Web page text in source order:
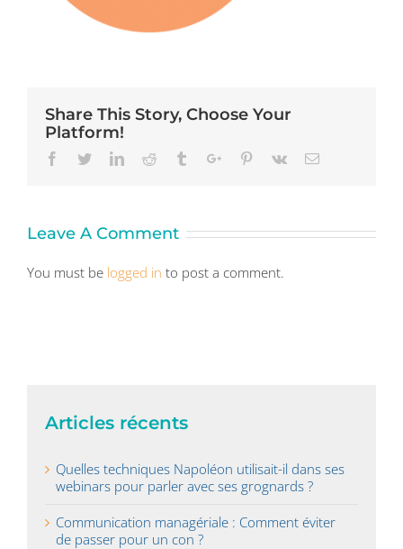
Share This Story, Choose Your
Platform!
Facebook
TwitterLinkedinReddit TumblrGoogle+Pinterest
Vk Email
Leave A Comment
You must be logged in to post a comment.
Articles récents
Quelles techniques Napoléon utilisait-il dans ses
webinars pour parler avec ses grognards ?
Communication managériale : Comment éviter
de passer pour un con ?